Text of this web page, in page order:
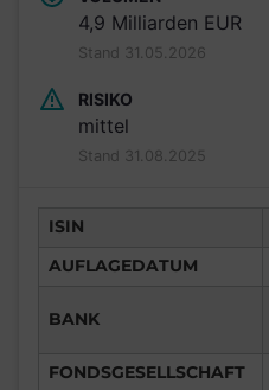
4,9 Milliarden EUR
Stand 31.05.2026
RISIKO
mittel
Stand 31.08.2025
ISIN
AUFLAGEDATUM
BANK
FONDSGESELLSCHAFT